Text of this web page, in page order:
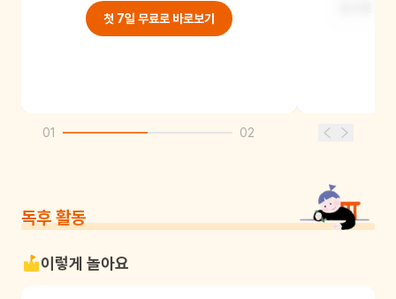
첫 7일 무료로 바로보기
01 02
독후 활동
이렇게 놀아요